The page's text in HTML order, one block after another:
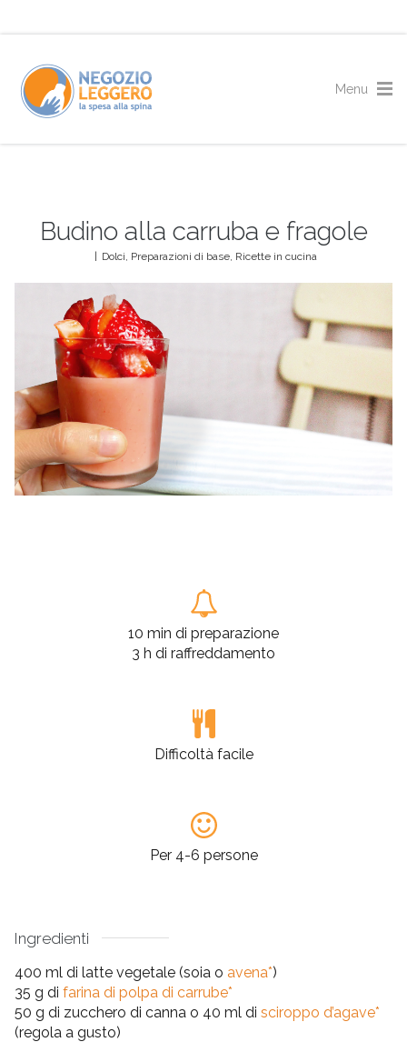
Budino alla carruba e fragole
Dolci, Preparazioni di base, Ricette in cucina
10 min di preparazione
3 h di raffreddamento
Difficoltà facile
Per 4-6 persone
Ingredienti
400 ml di latte vegetale (soia o avena*)
35 g di farina di polpa di carrube*
50 g di zucchero di canna o 40 ml di sciroppo d’agave*
(regola a gusto)